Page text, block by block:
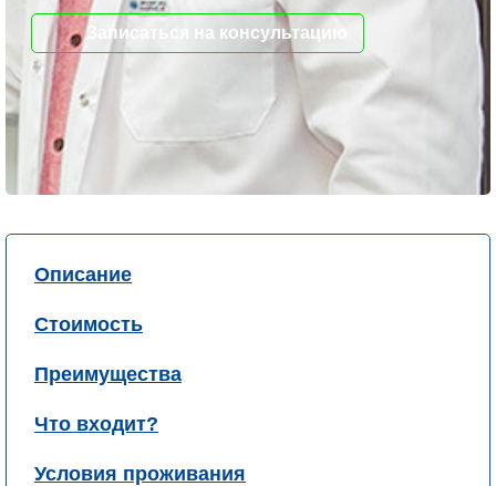
Записаться на консультацию
Описание
Стоимость
Преимущества
Что входит?
Условия проживания